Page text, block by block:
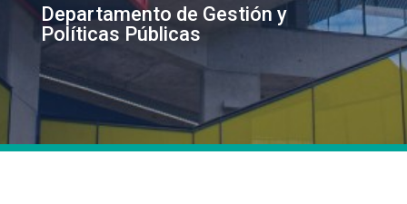
Departamento de Gestión y
Políticas Públicas